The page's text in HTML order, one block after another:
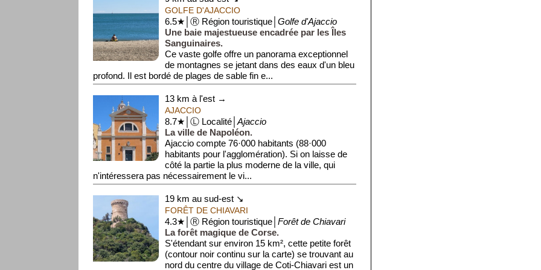
GOLFE D'AJACCIO
6.5★│Ⓡ Région touristique│ Golfe d'Ajaccio
Une baie majestueuse encadrée par les Îles
Sanguinaires.
Ce vaste golfe offre un panorama exceptionnel
de montagnes se jetant dans des eaux d'un bleu
profond. Il est bordé de plages de sable fin e...
13 km à l'est →
AJACCIO
8.7★│Ⓛ Localité│ Ajaccio
La ville de Napoléon.
Ajaccio compte 76·000 habitants (88·000
habitants pour l'agglomération). Si on laisse de
côté la partie la plus moderne de la ville, qui
n'intéressera pas nécessairement le vi...
19 km au sud-est ↘
FORÊT DE CHIAVARI
4.3★│Ⓡ Région touristique│ Forêt de Chiavari
La forêt magique de Corse.
S'étendant sur environ 15 km², cette petite forêt
(contour noir continu sur la carte) se trouvant au
nord du centre du village de Coti-Chiavari est un